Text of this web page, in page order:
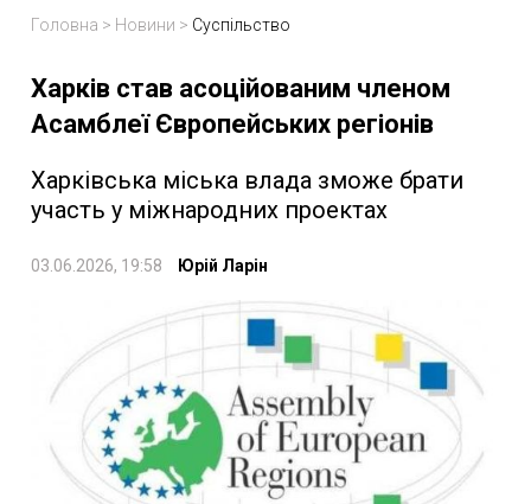
Головна > Новини > Суспільство
Харків став асоційованим членом
Асамблеї Європейських регіонів
Харківська міська влада зможе брати
участь у міжнародних проектах
03.06.2026, 19:58 Юрій Ларін